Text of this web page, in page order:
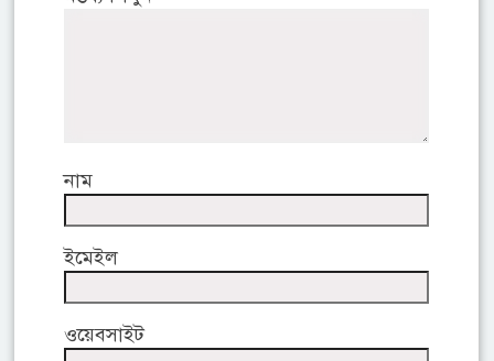
নাম
ইমেইল
ওয়েবসাইট